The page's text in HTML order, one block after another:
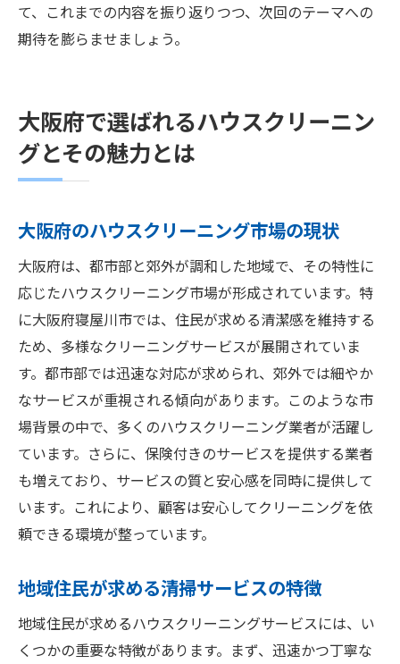
て、これまでの内容を振り返りつつ、次回のテーマへの
期待を膨らませましょう。
大阪府で選ばれるハウスクリーニン
グとその魅力とは
大阪府のハウスクリーニング市場の現状
大阪府は、都市部と郊外が調和した地域で、その特性に
応じたハウスクリーニング市場が形成されています。特
に大阪府寝屋川市では、住民が求める清潔感を維持する
ため、多様なクリーニングサービスが展開されていま
す。都市部では迅速な対応が求められ、郊外では細やか
なサービスが重視される傾向があります。このような市
場背景の中で、多くのハウスクリーニング業者が活躍し
ています。さらに、保険付きのサービスを提供する業者
も増えており、サービスの質と安心感を同時に提供して
います。これにより、顧客は安心してクリーニングを依
頼できる環境が整っています。
地域住民が求める清掃サービスの特徴
地域住民が求めるハウスクリーニングサービスには、い
くつかの重要な特徴があります。まず、迅速かつ丁寧な